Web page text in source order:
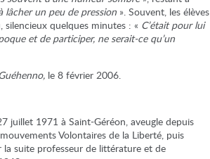
lâcher un peu de pression ». Souvent, les élèves
quelques minutes : « C’était pour lui
et de participer, ne serait-ce qu’un
le 8 février 2006.
juillet 1971 à Saint-Géréon, aveugle depuis
Volontaires de la Liberté, puis
suite professeur de littérature et de